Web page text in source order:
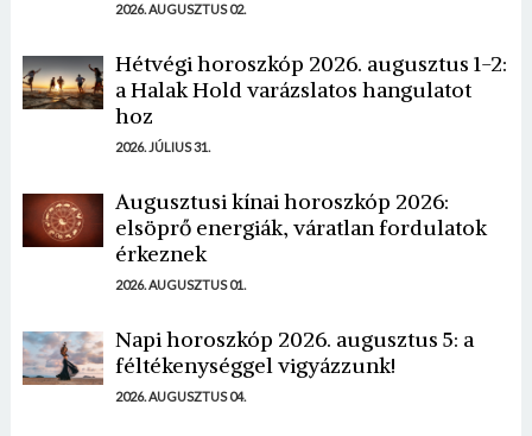
2026. AUGUSZTUS 02.
Hétvégi horoszkóp 2026. augusztus 1-2:
a Halak Hold varázslatos hangulatot
hoz
2026. JÚLIUS 31.
Augusztusi kínai horoszkóp 2026:
elsöprő energiák, váratlan fordulatok
érkeznek
2026. AUGUSZTUS 01.
Napi horoszkóp 2026. augusztus 5: a
féltékenységgel vigyázzunk!
2026. AUGUSZTUS 04.